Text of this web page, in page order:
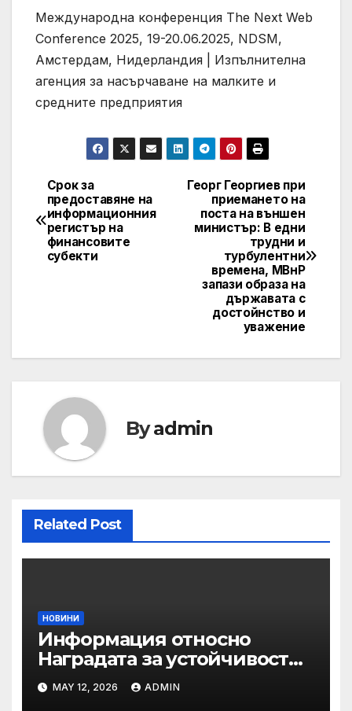
Mеждународна конференция The Next Web
Conference 2025, 19-20.06.2025, NDSM,
Амстердам, Нидерландия | Изпълнителна
агенция за насърчаване на малките и
средните предприятия
Post
navigation
Георг Георгиев при
приемането на
поста на външен
министър: В едни
трудни и
турбулентни
времена, МВнР
запази образа на
държавата с
достойнство и
уважение
Срок за
предоставяне на
информационния
регистър на
финансовите
субекти
Byadmin
Related Post
НОВИНИ
Информация относно
Наградата за устойчивост
на ОАЕ „Зайед“
MAY 12, 2026 ADMIN